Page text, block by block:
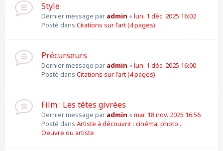
Style
Dernier message par admin «lun. 1 déc. 2025 16:02
Posté dans Citations sur l'art (4 pages)
Précurseurs
Dernier message par admin «lun. 1 déc. 2025 16:00
Posté dans Citations sur l'art (4 pages)
Film : Les têtes givrées
Dernier message par admin «mar. 18 nov. 2025 16:56
Posté dans Artiste à découvrir : cinéma, photo...
Oeuvre ou artiste